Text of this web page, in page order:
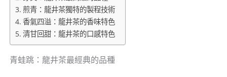
煎青：龍井茶獨特的製程技術
香氣四溢：龍井茶的香味特色
清甘回甜：龍井茶的口感特色
青蛙跳：龍井茶最經典的品種